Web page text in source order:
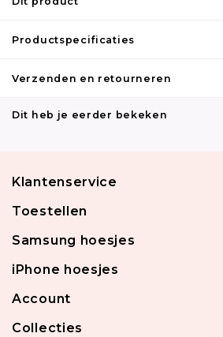
Productspecificaties
Verzenden en retourneren
Dit heb je eerder bekeken
Klantenservice
Toestellen
Samsung hoesjes
iPhone hoesjes
Account
Collecties